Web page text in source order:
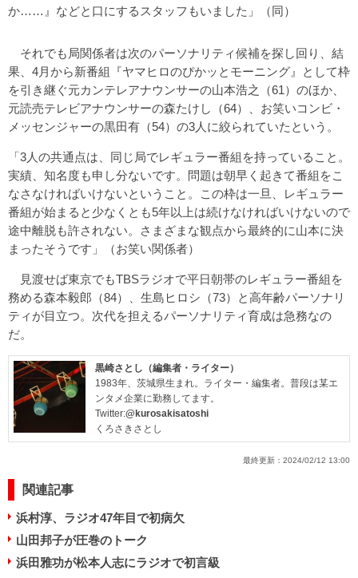
か……』などと口にするスタッフもいました」（同）
それでも局関係者は次のパーソナリティ候補を探し回り、結
果、4月から新番組『ヤマヒロのぴかッとモーニング』として枠
を引き継ぐ元カンテレアナウンサーの山本浩之（61）のほか、
元読売テレビアナウンサーの森たけし（64）、お笑いコンビ・
メッセンジャーの黒田有（54）の3人に絞られていたという。
「3人の共通点は、同じ局でレギュラー番組を持っていること。
実績、知名度も申し分ないです。問題は朝早く起きて番組をこ
なさなければいけないということ。この枠は一旦、レギュラー
番組が始まると少なくとも5年以上は続けなければいけないので
途中離脱も許されない。さまざまな観点から最終的に山本に決
まったそうです」（お笑い関係者）
見渡せば東京でもTBSラジオで平日朝帯のレギュラー番組を
務める森本毅郎（84）、生島ヒロシ（73）と高年齢パーソナリ
ティが目立つ。次代を担えるパーソナリティ育成は急務なの
だ。
黒崎さとし（編集者・ライター）
1983年、茨城県生まれ。ライター・編集者。普段は某エ
ンタメ企業に勤務してます。
Twitter:@kurosakisatoshi
くろさきさとし
最終更新： 2024/02/12 13:00
関連記事
浜村淳、ラジオ47年目で初病欠
山田邦子が圧巻のトーク
浜田雅功が松本人志にラジオで初言級